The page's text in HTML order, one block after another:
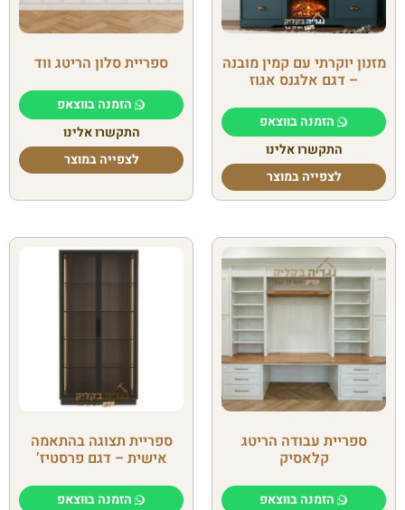
מזנון יוקרתי עם קמין מובנה
– דגם אלגנס אגוז
הזמנה בווצאפ
התקשרו אלינו
לצפייה במוצר
ספריית סלון הריטג ווד
הזמנה בווצאפ
התקשרו אלינו
לצפייה במוצר
ספריית עבודה הריטג
קלאסיק
הזמנה בווצאפ
ספריית תצוגה בהתאמה
אישית – דגם פרסטיז’
הזמנה בווצאפ